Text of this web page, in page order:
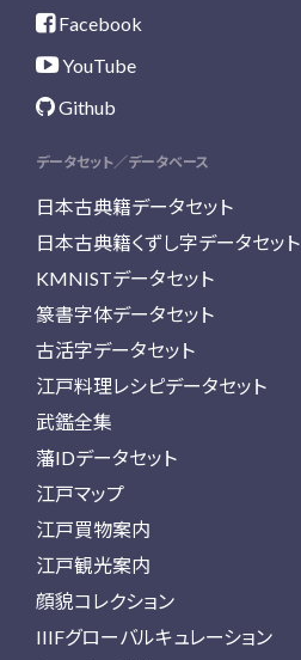
Facebook
YouTube
Github
データセット／データベース
日本古典籍データセット
日本古典籍くずし字データセット
KMNISTデータセット
篆書字体データセット
古活字データセット
江戸料理レシピデータセット
武鑑全集
藩IDデータセット
江戸マップ
江戸買物案内
江戸観光案内
顔貌コレクション
IIIFグローバルキュレーション